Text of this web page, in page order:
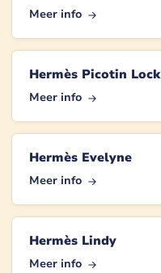
Meer info
Hermès Picotin Lock
Meer info
Hermès Evelyne
Meer info
Hermès Lindy
Meer info